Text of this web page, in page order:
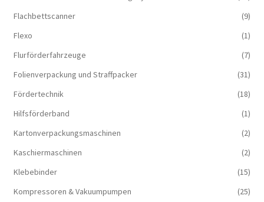
Flachbettscanner
(9)
Flexo
(1)
Flurförderfahrzeuge
(7)
Folienverpackung und Straffpacker
(31)
Fördertechnik
(18)
Hilfsförderband
(1)
Kartonverpackungsmaschinen
(2)
Kaschiermaschinen
(2)
Klebebinder
(15)
Kompressoren & Vakuum­pumpen
(25)